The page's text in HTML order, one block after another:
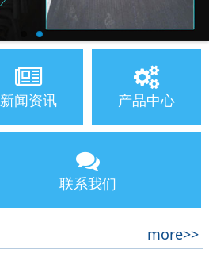
新闻资讯 产品中心
联系我们
more>>